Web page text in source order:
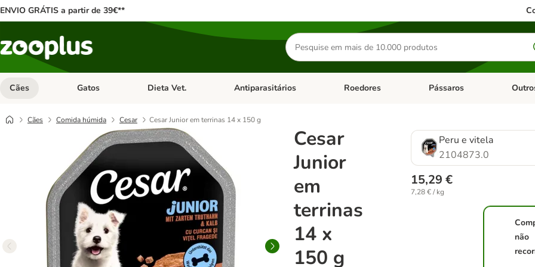
ENVIO GRÁTIS a partir de 39€**
Pesquisar
produtos
Cães Abrir menu de categoria: Cães
Gatos Abrir menu de categoria: Gatos
Dieta Vet. Abrir menu de categoria: Dieta Vet.
Antiparasitários Abrir menu de categoria: Antiparasitários
Roedores Abrir menu de categoria:
Pássaros Abrir
Cães Comida húmida Cesar Cesar Junior em terrinas 14 x 150 g
Cesar
Junior
em
terrinas
14 x
150 g
Peru e vitela
2104873.0
15,29 €
7,28 € / kg
não